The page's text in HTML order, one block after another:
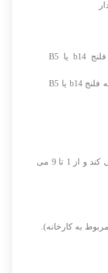
N: ورودی گیربکس متناسب با فلنج b14 یا B5
V: ورودی با الکتروموتور و بوسیله فلنج b14 یا B5
سایز هوزینگ گیربکس را مشخص می کند و از 1 تا 9 می
به کارخانه).